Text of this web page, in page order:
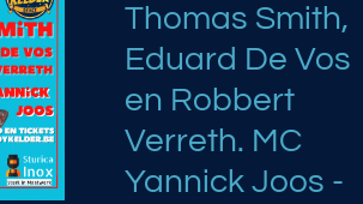
Thomas Smith,
Eduard De Vos
en Robbert
Verreth. MC
Yannick Joos -